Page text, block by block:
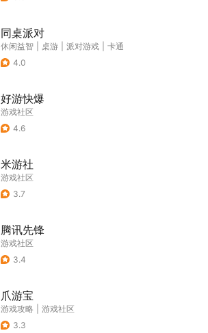
同桌派对
休闲益智 桌游 派对游戏
卡通
4.0
好游快爆
游戏社区
4.6
米游社
游戏社区
3.7
腾讯先锋
游戏社区
3.4
爪游宝
游戏攻略
游戏社区
3.3